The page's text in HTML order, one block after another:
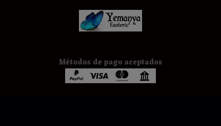
Métodos de pago aceptados